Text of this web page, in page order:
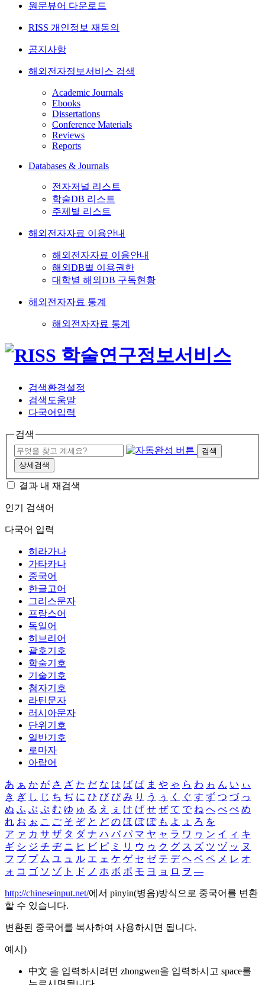
원문뷰어 다운로드
RISS 개인정보 재동의
공지사항
해외전자정보서비스 검색
Academic Journals
Ebooks
Dissertations
Conference Materials
Reviews
Reports
Databases & Journals
전자저널 리스트
학술DB 리스트
주제별 리스트
해외전자자료 이용안내
해외전자자료 이용안내
해외DB별 이용권한
대학별 해외DB 구독현황
해외전자자료 통계
해외전자자료 통계
검색환경설정
검색도움말
다국어입력
검색
검색
상세검색
결과 내 재검색
인기 검색어
다국어 입력
히라가나
가타카나
중국어
한글고어
그리스문자
프랑스어
독일어
히브리어
괄호기호
학술기호
기술기호
첨자기호
라틴문자
러시아문자
단위기호
일반기호
로마자
아랍어
あ ぁ か が さ ざ た だ な は ば ぱ ま や ゃ ら わ ゎ ん い ぃ
き ぎ し じ ち ぢ に ひ び ぴ み り う ぅ く ぐ す ず つ づ っ
ぬ ふ ぶ ぷ む ゆ ゅ る え ぇ け げ せ ぜ て で ね へ べ ぺ め
れ お ぉ こ ご そ ぞ と ど の ほ ぼ ぽ も よ ょ ろ を
ア ァ カ サ ザ タ ダ ナ ハ バ パ マ ヤ ャ ラ ワ ヮ ン イ ィ キ
ギ シ ジ チ ヂ ニ ヒ ビ ピ ミ リ ウ ゥ ク グ ス ズ ツ ヅ ッ ヌ
フ ブ プ ム ユ ュ ル エ ェ ケ ゲ セ ゼ テ デ ヘ ベ ペ メ レ オ
ォ コ ゴ ソ ゾ ト ド ノ ホ ボ ポ モ ヨ ョ ロ ヲ ―
http://chineseinput.net/에서 pinyin(병음)방식으로 중국어를 변환
할 수 있습니다.
변환된 중국어를 복사하여 사용하시면 됩니다.
예시)
中文 을 입력하시려면 zhongwen을 입력하시고 space를